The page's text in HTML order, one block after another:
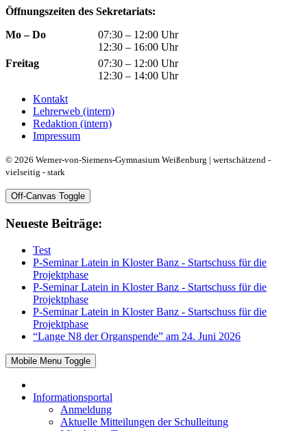
Öffnungszeiten des Sekretariats:
Mo – Do
07:30 – 12:00 Uhr
12:30 – 16:00 Uhr
Freitag
07:30 – 12:00 Uhr
12:30 – 14:00 Uhr
Kontakt
Lehrerweb (intern)
Redaktion (intern)
Impressum
© 2026 Werner-von-Siemens-Gymnasium Weißenburg | wertschätzend -
vielseitig - stark
Off-Canvas Toggle
Neueste Beiträge:
Test
P-Seminar Latein in Kloster Banz - Startschuss für die
Projektphase
P-Seminar Latein in Kloster Banz - Startschuss für die
Projektphase
P-Seminar Latein in Kloster Banz - Startschuss für die
Projektphase
“Lange N8 der Organspende” am 24. Juni 2026
Mobile Menu Toggle
Informationsportal
Anmeldung
Aktuelle Mitteilungen der Schulleitung